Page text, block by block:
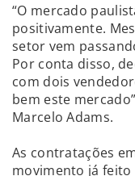
“O mercado
positivamente.
setor vem
Por conta disso,
com dois
bem este
Marcelo Adams.
As contratações
movimento já feito